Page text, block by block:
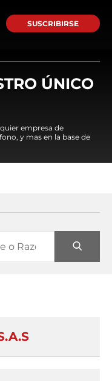
SUSCRIBIRSE
ÚNICO
empresa de
y mas en la base de